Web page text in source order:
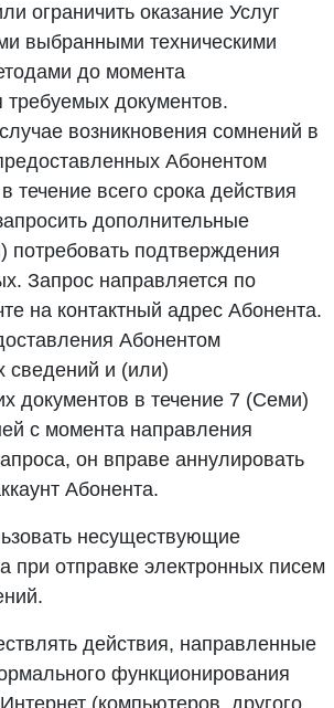
ограничить оказание Услуг
выбранными техническими
до момента
требуемых документов.
возникновения сомнений в
Абонентом
течение всего срока действия
дополнительные
потребовать подтверждения
Запрос направляется по
на контактный адрес Абонента.
Абонентом
сведений и (или)
документов в течение 7 (Семи)
с момента направления
он вправе аннулировать
Абонента.
несуществующие
при отправке электронных писем
действия, направленные
функционирования
(компьютеров, другого